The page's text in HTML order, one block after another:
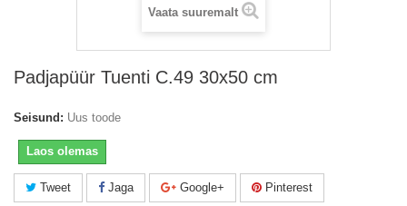
Vaata suuremalt
Padjapüür Tuenti C.49 30x50 cm
Seisund: Uus toode
Laos olemas
Tweet Jaga Google+ Pinterest